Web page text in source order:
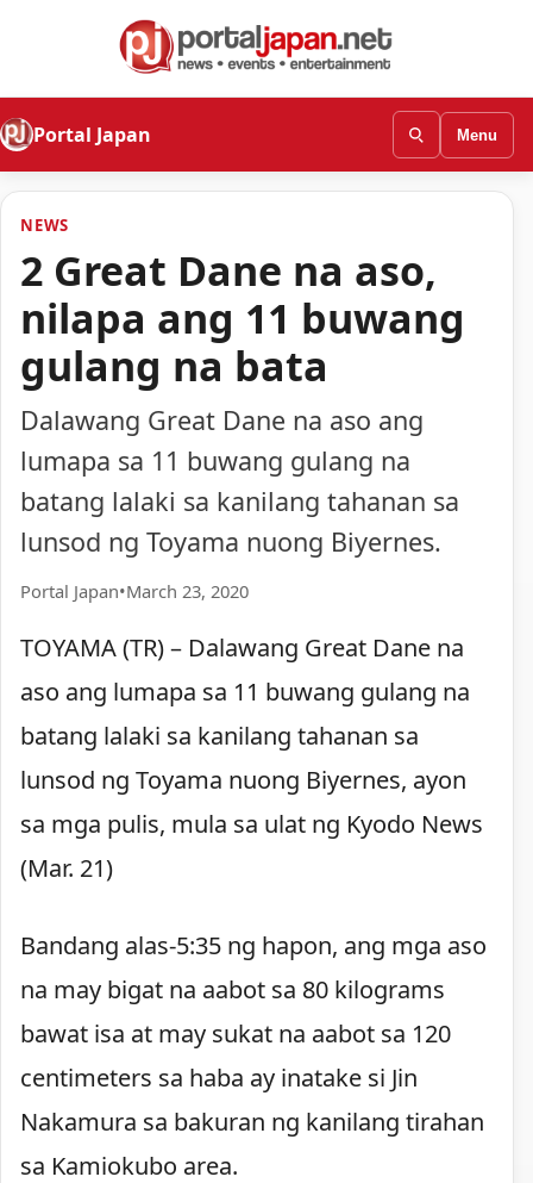
Portal Japan Menu
NEWS
2 Great Dane na aso,
nilapa ang 11 buwang
gulang na bata
Dalawang Great Dane na aso ang
lumapa sa 11 buwang gulang na
batang lalaki sa kanilang tahanan sa
lunsod ng Toyama nuong Biyernes.
Portal Japan•March 23, 2020
TOYAMA (TR) – Dalawang Great Dane na
aso ang lumapa sa 11 buwang gulang na
batang lalaki sa kanilang tahanan sa
lunsod ng Toyama nuong Biyernes, ayon
sa mga pulis, mula sa ulat ng Kyodo News
(Mar. 21)
Bandang alas-5:35 ng hapon, ang mga aso
na may bigat na aabot sa 80 kilograms
bawat isa at may sukat na aabot sa 120
centimeters sa haba ay inatake si Jin
Nakamura sa bakuran ng kanilang tirahan
sa Kamiokubo area.